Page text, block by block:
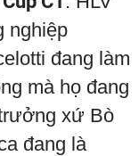
nghiệp
đang làm
mà họ đang
xứ Bò
đang là